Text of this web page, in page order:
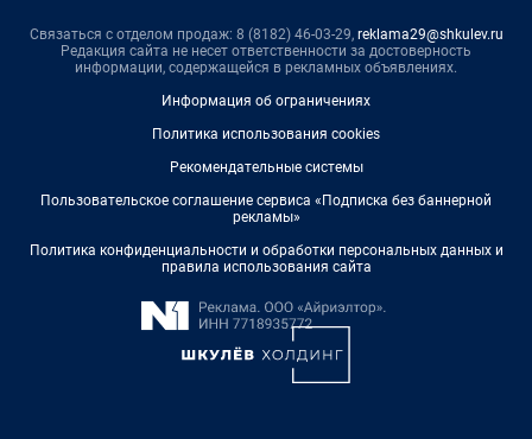
Связаться с отделом продаж: 8 (8182) 46-03-29, reklama29@shkulev.ru
Редакция сайта не несет ответственности за достоверность
информации, содержащейся в рекламных объявлениях.
Информация об ограничениях
Политика использования cookies
Рекомендательные системы
Пользовательское соглашение сервиса «Подписка без баннерной
рекламы»
Политика конфиденциальности и обработки персональных данных и
правила использования сайта